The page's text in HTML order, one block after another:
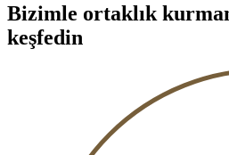
Bizimle ortaklık
keşfedin